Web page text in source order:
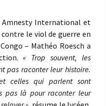
Amnesty International et
le viol de guerre en
– Mathéo Roesch a
« Trop souvent, les
pas raconter leur histoire.
celles qui parlent sont
pas là pour raconter leur